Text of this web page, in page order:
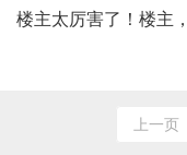
楼主太厉害了！楼主
上一页